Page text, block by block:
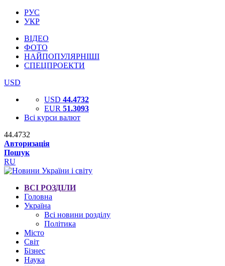
РУС
УКР
ВІДЕО
ФОТО
НАЙПОПУЛЯРНІШІ
СПЕЦПРОЕКТИ
USD
USD 44.4732
EUR 51.3093
Всі курси валют
44.4732
Авторизація
Пошук
RU
ВСІ РОЗДІЛИ
Головна
Україна
Всі новини розділу
Політика
Місто
Світ
Бізнес
Наука